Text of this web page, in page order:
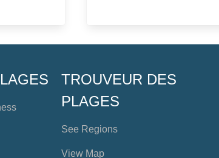
TROUVEUR DES
PLAGES
See Regions
View Map